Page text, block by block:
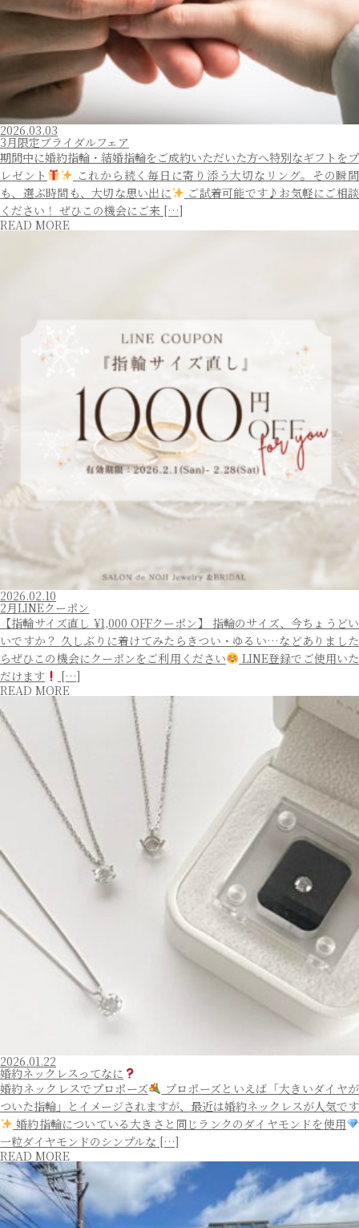
2026.03.03
3月限定ブライダルフェア
期間中に婚約指輪・結婚指輪をご成約いただいた方へ特別なギフトをプ
レゼント
これから続く毎日に寄り添う大切なリング。その瞬間
も、選ぶ時間も、大切な思い出に
ご試着可能です♪お気軽にご相談
ください！ ぜひこの機会にご来 […]
READ MORE
2026.02.10
2月LINEクーポン
【指輪サイズ直し ¥1,000 OFFクーポン】 指輪のサイズ、今ちょうどい
いですか？ 久しぶりに着けてみたらきつい・ゆるい…などありました
らぜひこの機会にクーポンをご利用ください
LINE登録でご使用いた
だけます
[…]
READ MORE
2026.01.22
婚約ネックレスってなに
婚約ネックレスでプロポーズ
プロポーズといえば「大きいダイヤが
ついた指輪」とイメージされますが、最近は婚約ネックレスが人気です
婚約指輪についている大きさと同じランクのダイヤモンドを使用
一粒ダイヤモンドのシンプルな […]
READ MORE